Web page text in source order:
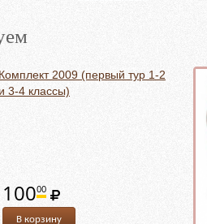
Комплект 2009 (первый тур 1-2
и 3-4 классы)
10000
В корзину